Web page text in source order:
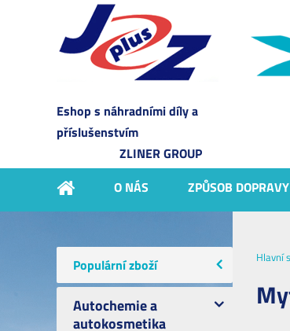
Eshop s náhradními díly a
příslušenstvím
ZLINER GROUP
O NÁS ZPŮSOB DOPRAVY
Populární zboží
Autochemie a
autokosmetika
Hlavní